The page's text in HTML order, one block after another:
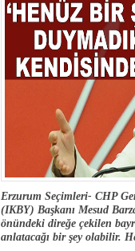
Erzurum Seçimleri- CHP
(IKBY) Başkanı Mesud
önündeki direğe çekilen
anlatacağı bir şey olabilir.